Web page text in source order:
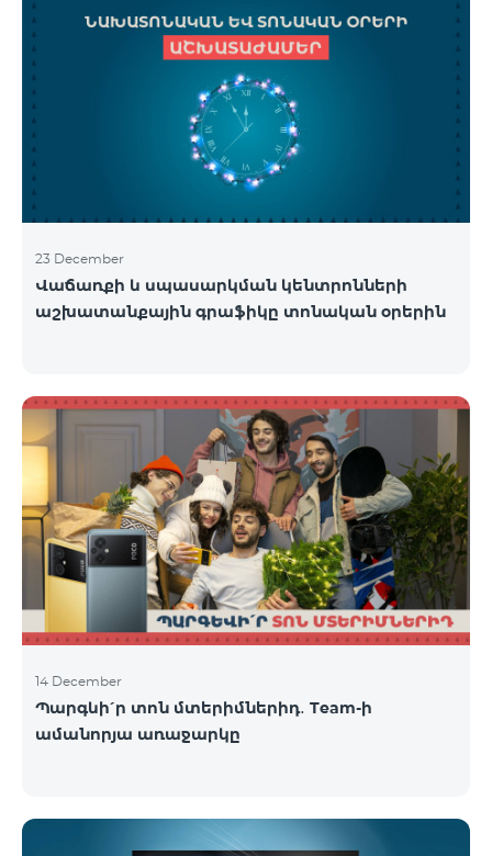
23 December
Վաճառքի և սպասարկման կենտրոնների
աշխատանքային գրաֆիկը տոնական օրերին
14 December
Պարգևի՛ր տոն մտերիմներիդ․ Team-ի
ամանորյա առաջարկը